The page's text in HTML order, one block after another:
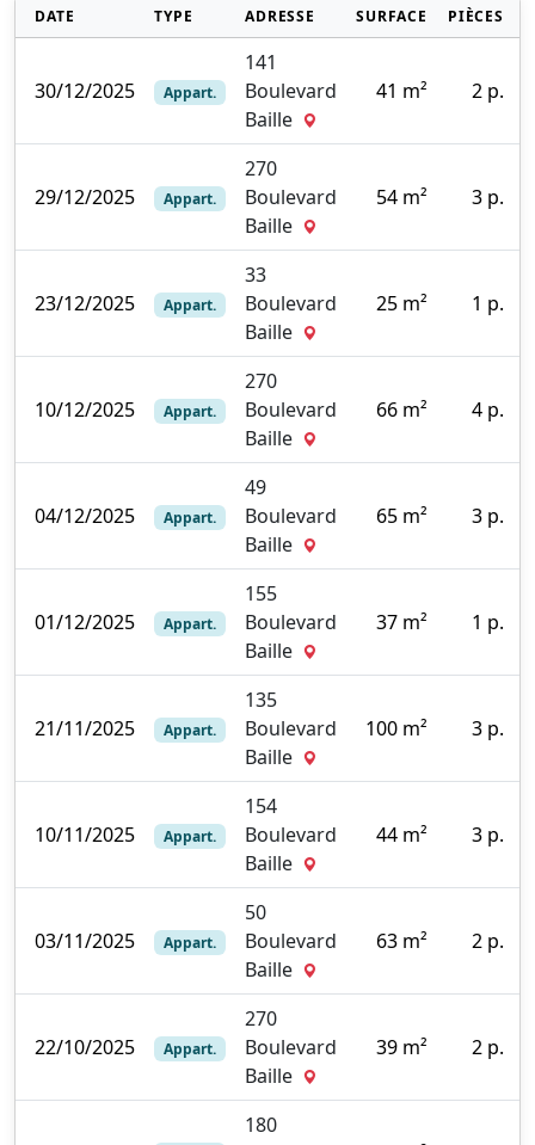
DATE TYPE ADRESSE SURFACE PIÈCES
30/12/2025 Appart.
141
Boulevard
Baille
41 m² 2 p.
29/12/2025 Appart.
270
Boulevard
Baille
54 m² 3 p.
23/12/2025 Appart.
33
Boulevard
Baille
25 m² 1 p.
10/12/2025 Appart.
270
Boulevard
Baille
66 m² 4 p.
04/12/2025 Appart.
49
Boulevard
Baille
65 m² 3 p.
01/12/2025 Appart.
155
Boulevard
Baille
37 m² 1 p.
21/11/2025 Appart.
135
Boulevard
Baille
100 m² 3 p.
10/11/2025 Appart.
154
Boulevard
Baille
44 m² 3 p.
03/11/2025 Appart.
50
Boulevard
Baille
63 m² 2 p.
22/10/2025 Appart.
270
Boulevard
Baille
39 m² 2 p.
180